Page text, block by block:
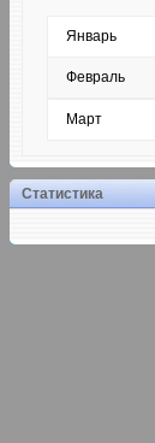
Январь
Февраль
Март
Статистика